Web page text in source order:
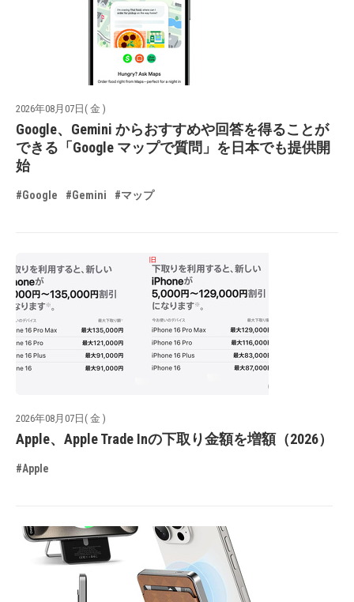
2026年08月07日( 金 )
Google、Gemini からおすすめや回答を得ることが
できる「Google マップで質問」を日本でも提供開
始
#Google #Gemini #マップ
2026年08月07日( 金 )
Apple、Apple Trade Inの下取り金額を増額（2026）
#Apple